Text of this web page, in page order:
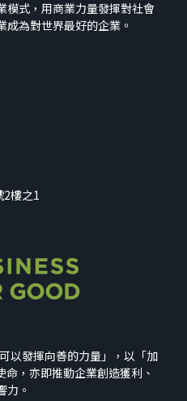
模式，用商業力量發揮對社會
為對世界最好的企業。
2樓之1
以發揮向善的力量」，以「加
，亦即推動企業創造獲利、
力。